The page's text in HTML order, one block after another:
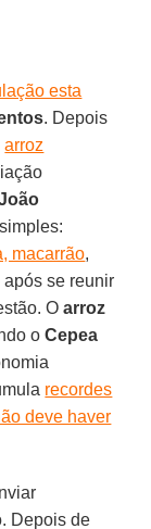
esta
. Depois
arroz
macarrão,
após se reunir
Oarroz
oCepea
recordes
deve haver
Depois de